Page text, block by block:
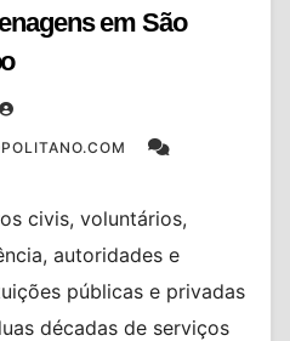
em São
civis, voluntários,
autoridades e
públicas e privadas
décadas de serviços